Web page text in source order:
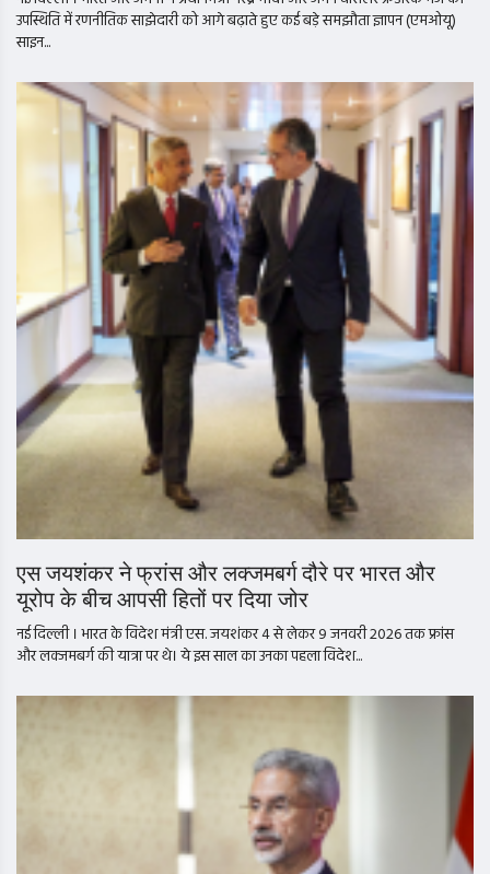
उपस्थिति में रणनीतिक साझेदारी को आगे बढ़ाते हुए कई बड़े समझौता ज्ञापन (एमओयू)
साइन...
एस जयशंकर ने फ्रांस और लक्जमबर्ग दौरे पर भारत और
यूरोप के बीच आपसी हितों पर दिया जोर
नई दिल्ली । भारत के विदेश मंत्री एस. जयशंकर 4 से लेकर 9 जनवरी 2026 तक फ्रांस
और लक्जमबर्ग की यात्रा पर थे। ये इस साल का उनका पहला विदेश...